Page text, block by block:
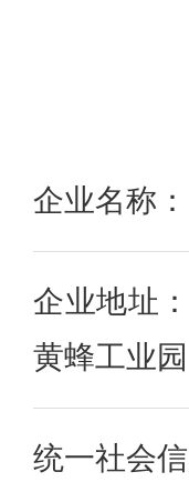
企业名称
企业地址
黄蜂工业园
统一社会